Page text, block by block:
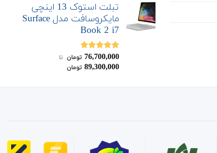
تبلت استوک 13 اینچی
مایکروسافت مدل Surface
Book 2 i7
نمره4.75
از 5
76,700,000 تومان ‌ تا ‌
89,300,000 تومان